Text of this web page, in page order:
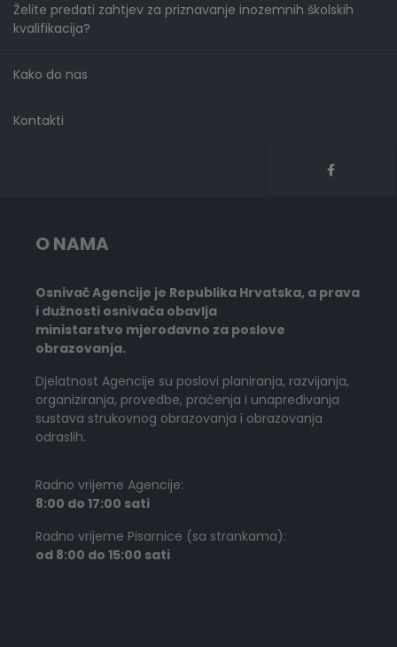
Želite predati zahtjev za priznavanje inozemnih školskih
kvalifikacija?
Kako do nas
Kontakti
O NAMA
Osnivač Agencije je Republika Hrvatska, a prava
i dužnosti osnivača obavlja
ministarstvo mjerodavno za poslove
obrazovanja.
Djelatnost Agencije su poslovi planiranja, razvijanja,
organiziranja, provedbe, praćenja i unapređivanja
sustava strukovnog obrazovanja i obrazovanja
odraslih.
Radno vrijeme Agencije:
8:00 do 17:00 sati
Radno vrijeme Pisarnice (sa strankama):
od 8:00 do 15:00 sati